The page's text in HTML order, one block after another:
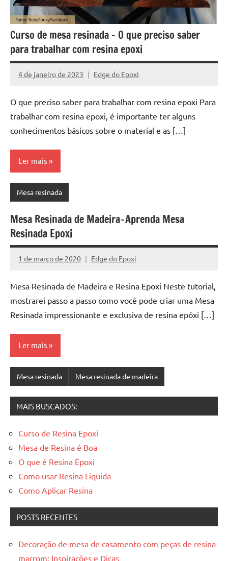
passo
criatividade
da
resina.
Explore
nossas
dicas
inspirações
sobre
de
madeira
resina,
incluindo
designs
mesas
de
jantar
e
mesas
cascata
resinadas.
Quer
esteja
de
uma
mesa
reuniões
ou
uma
de
jantar
para
Curso de mesa resinada – O que preciso saber
para trabalhar com resina epoxi
4 de janeiro de 2023 Edge do Epoxi
Nenhum
O que preciso saber para trabalhar com resina epoxi Para
trabalhar com resina epoxi, é importante ter alguns
conhecimentos básicos sobre o material e as […]
Ler mais
Mesa resinada
Mesa Resinada de Madeira - Aprenda Mesa
Resinada Epoxi
1 de março de 2020 Edge do Epoxi
Nenhum
Mesa Resinada de Madeira e Resina Epoxi Neste tutorial,
mostrarei passo a passo como você pode criar uma Mesa
Resinada impressionante e exclusiva de resina epóxi […]
Ler mais
Mesa resinada Mesa resinada de madeira
MAIS BUSCADOS:
Curso de Resina Epoxi
Mesa de Resina é Boa
O que é Resina Epoxi
Como usar Resina Liquida
Como Aplicar Resina
POSTS RECENTES
Decoração de mesa de casamento com peças de resina
marrom: Inspirações e Dicas